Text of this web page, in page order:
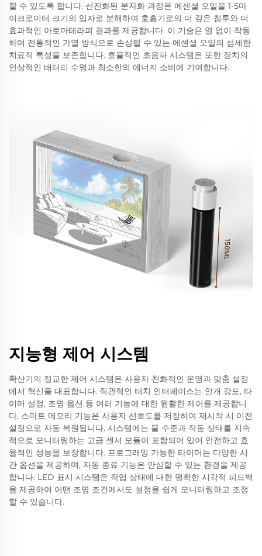
할 수 있도록 합니다. 선진화된 분자화 과정은 에센셜 오일을 1-5마
이크로미터 크기의 입자로 분해하여 호흡기로의 더 깊은 침투와 더
효과적인 아로마테라피 결과를 제공합니다. 이 기술은 열 없이 작동
하여 전통적인 가열 방식으로 손상될 수 있는 에센셜 오일의 섬세한
치료적 특성을 보존합니다. 효율적인 초음파 시스템은 또한 장치의
인상적인 배터리 수명과 최소한의 에너지 소비에 기여합니다.
지능형 제어 시스템
확산기의 정교한 제어 시스템은 사용자 친화적인 운영과 맞춤 설정
에서 혁신을 대표합니다. 직관적인 터치 인터페이스는 안개 강도, 타
이머 설정, 조명 옵션 등 여러 기능에 대한 원활한 제어를 제공합니
다. 스마트 메모리 기능은 사용자 선호도를 저장하여 재시작 시 이전
설정으로 자동 복원됩니다. 시스템에는 물 수준과 작동 상태를 지속
적으로 모니터링하는 고급 센서 모듈이 포함되어 있어 안전하고 효
율적인 성능을 보장합니다. 프로그래밍 가능한 타이머는 다양한 시
간 옵션을 제공하며, 자동 종료 기능은 안심할 수 있는 환경을 제공
합니다. LED 표시 시스템은 작업 상태에 대한 명확한 시각적 피드백
을 제공하여 어떤 조명 조건에서도 설정을 쉽게 모니터링하고 조정
할 수 있습니다.